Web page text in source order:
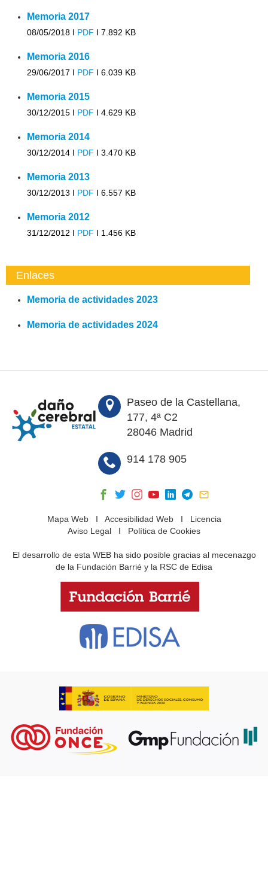
Memoria 2017
08/05/2018 I PDF I 7.892 KB
Memoria 2016
29/06/2017 I PDF I 6.039 KB
Memoria 2015
30/12/2015 I PDF I 4.629 KB
Memoria 2014
30/12/2014 I PDF I 3.470 KB
Memoria 2013
30/12/2013 I PDF I 6.557 KB
Memoria 2012
31/12/2012 I PDF I 1.456 KB
Enlaces
Memoria de actividades 2023
Memoria de actividades 2024
Paseo de la Castellana,
177, 4ª C2
28046 Madrid
914 178 905
Mapa WebI Accesibilidad WebI Licencia
Aviso Legal I Política de Cookies
El desarrollo de esta WEB ha sido posible gracias al mecenazgo
de la Fundación Barrié y la RSC de Edisa